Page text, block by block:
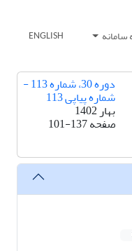
سامانه ENGLISH
دوره 30، شماره 113 -
شماره پیاپی 113
بهار 1402
صفحه101-137